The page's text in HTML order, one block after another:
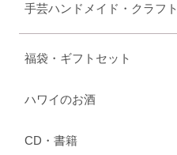
手芸ハンドメイド・クラフト
福袋・ギフトセット
ハワイのお酒
CD・書籍